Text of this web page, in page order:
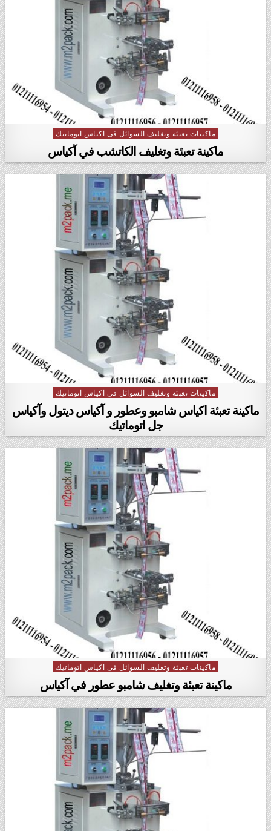
Posted in
ماكينات تعبئة وتغليف السوائل فى اكياس اتوماتيك
ماكينة تعبئة وتغليف الكاتشب في آكياس
Posted in
ماكينات تعبئة وتغليف السوائل فى اكياس اتوماتيك
ماكينة تعبئة اكياس شامبو وعطور و آكياس ديتول وآكياس
جل اتوماتيك
Posted in
ماكينات تعبئة وتغليف السوائل فى اكياس اتوماتيك
ماكينة تعبئة وتغليف شامبو عطور في آكياس